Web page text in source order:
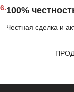
6.100%
Честная сделка и